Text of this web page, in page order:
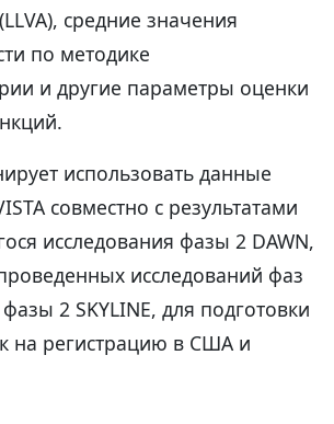
средние значения
по методике
и другие параметры оценки
использовать данные
совместно с результатами
исследования фазы 2 DAWN,
исследований фаз
2 SKYLINE, для подготовки
на регистрацию в США и